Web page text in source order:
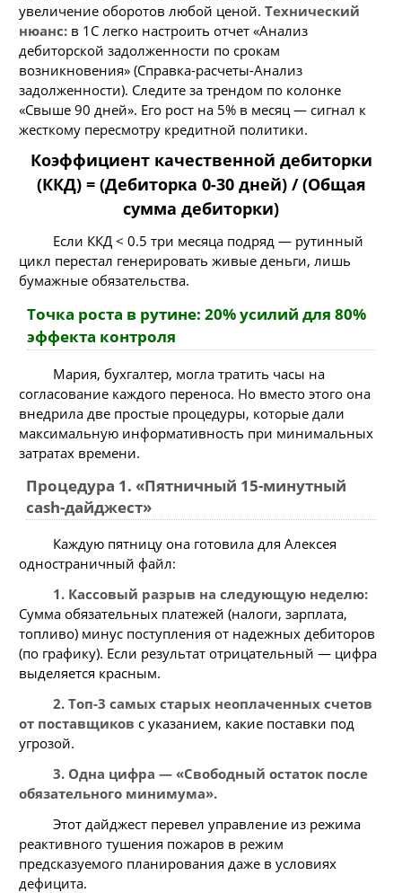
увеличение оборотов любой ценой. Технический
нюанс: в 1С легко настроить отчет «Анализ
дебиторской задолженности по срокам
возникновения» (Справка-расчеты-Анализ
задолженности). Следите за трендом по колонке
«Свыше 90 дней». Его рост на 5% в месяц — сигнал к
жесткому пересмотру кредитной политики.
Коэффициент качественной дебиторки
(ККД) = (Дебиторка 0-30 дней) / (Общая
сумма дебиторки)
Если ККД < 0.5 три месяца подряд — рутинный
цикл перестал генерировать живые деньги, лишь
бумажные обязательства.
Точка роста в рутине: 20% усилий для 80%
эффекта контроля
Мария, бухгалтер, могла тратить часы на
согласование каждого переноса. Но вместо этого она
внедрила две простые процедуры, которые дали
максимальную информативность при минимальных
затратах времени.
Процедура 1. «Пятничный 15-минутный
cash-дайджест»
Каждую пятницу она готовила для Алексея
одностраничный файл:
1. Кассовый разрыв на следующую неделю:
Сумма обязательных платежей (налоги, зарплата,
топливо) минус поступления от надежных дебиторов
(по графику). Если результат отрицательный — цифра
выделяется красным.
2. Топ-3 самых старых неоплаченных счетов
от поставщиков с указанием, какие поставки под
угрозой.
3. Одна цифра — «Свободный остаток после
обязательного минимума».
Этот дайджест перевел управление из режима
реактивного тушения пожаров в режим
предсказуемого планирования даже в условиях
дефицита.